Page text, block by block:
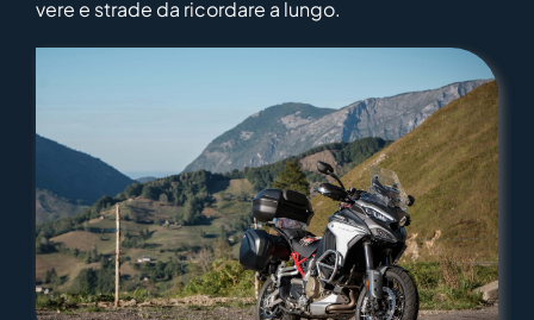
vere e strade da ricordare a lungo.